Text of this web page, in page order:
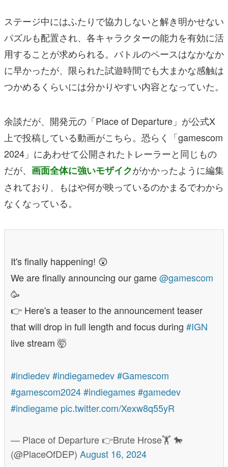
ステージ中にはふたりで協力しないと解き明かせない
パズルも配置され、各キャラクターの能力を有効に活
用することが求められる。バトルのペースはなかなか
に早かったが、限られた試遊時間でも大まかな感触は
つかめるくらいには分かりやすい内容となっていた。
余談だが、開発元の「Place of Departure」が公式X
上で投稿している動画がこちら。恐らく「gamescom
2024」にあわせて公開されたトレーラーと同じもの
だが、 画面全体に強いモザイクがかかったように編集
されており、もはや何が映っているのかまるでわから
なくなっている。
It's finally happening! 😲
We are finally announcing our game@gamescom
🥳
👉 Here's a teaser to the announcement teaser
that will drop in full length and focus during #IGN
live stream 🤯
#indiedev#indiegamedev#Gamescom
#gamescom2024#indiegames#gamedev
#indiegame pic.twitter.com/Xexw8q55yR
— Place of Departure 👉Brute Hrose🏋️ 🐎
(@PlaceOfDEP) August 16, 2024